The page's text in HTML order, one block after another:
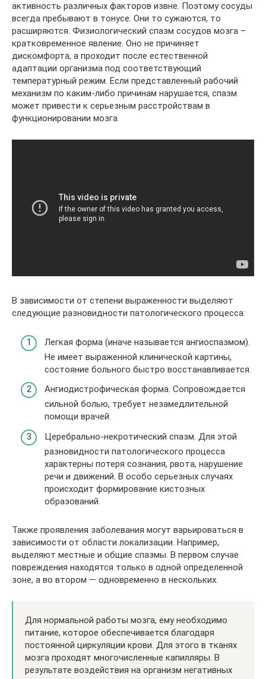
активность различных факторов извне. Поэтому сосуды
всегда пребывают в тонусе. Они то сужаются, то
расширяются. Физиологический спазм сосудов мозга –
кратковременное явление. Оно не причиняет
дискомфорта, а проходит после естественной
адаптации организма под соответствующий
температурный режим. Если представленный рабочий
механизм по каким-либо причинам нарушается, спазм
может привести к серьезным расстройствам в
функционировании мозга.
В зависимости от степени выраженности выделяют
следующие разновидности патологического процесса:
Легкая форма (иначе называется ангиоспазмом).
Не имеет выраженной клинической картины,
состояние больного быстро восстанавливается.
Ангиодистрофическая форма. Сопровождается
сильной болью, требует незамедлительной
помощи врачей.
Церебрально-некротический спазм. Для этой
разновидности патологического процесса
характерны потеря сознания, рвота, нарушение
речи и движений. В особо серьезных случаях
происходит формирование кистозных
образований.
Также проявления заболевания могут варьироваться в
зависимости от области локализации. Например,
выделяют местные и общие спазмы. В первом случае
повреждения находятся только в одной определенной
зоне, а во втором — одновременно в нескольких.
Для нормальной работы мозга, ему необходимо
питание, которое обеспечивается благодаря
постоянной циркуляции крови. Для этого в тканях
мозга проходят многочисленные капилляры. В
результате воздействия на организм негативных